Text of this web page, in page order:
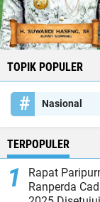
TOPIK POPULER
Nasional
TERPOPULER
Rapat
Ranperda